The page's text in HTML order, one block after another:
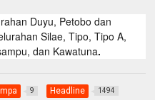
Duyu, Petobo dan
Silae, Tipo, Tipo A,
dan Kawatuna.
9 Headline 1494